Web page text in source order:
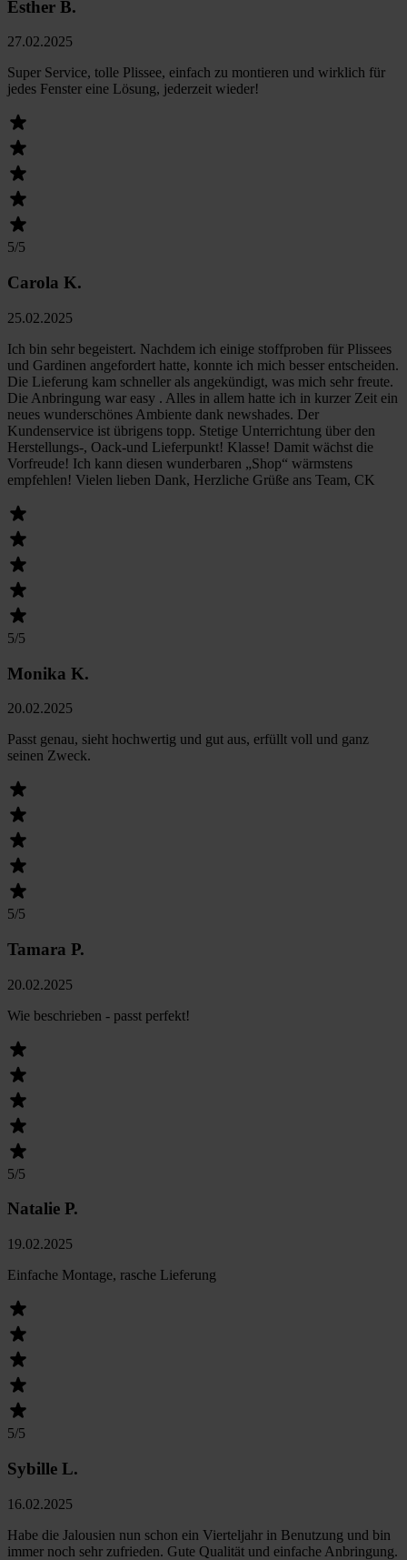
Esther B.
27.02.2025
Super Service, tolle Plissee, einfach zu montieren und wirklich für
jedes Fenster eine Lösung, jederzeit wieder!
5/5
Carola K.
25.02.2025
Ich bin sehr begeistert. Nachdem ich einige stoffproben für Plissees
und Gardinen angefordert hatte, konnte ich mich besser entscheiden.
Die Lieferung kam schneller als angekündigt, was mich sehr freute.
Die Anbringung war easy . Alles in allem hatte ich in kurzer Zeit ein
neues wunderschönes Ambiente dank newshades. Der
Kundenservice ist übrigens topp. Stetige Unterrichtung über den
Herstellungs-, Oack-und Lieferpunkt! Klasse! Damit wächst die
Vorfreude! Ich kann diesen wunderbaren „Shop“ wärmstens
empfehlen! Vielen lieben Dank, Herzliche Grüße ans Team, CK
5/5
Monika K.
20.02.2025
Passt genau, sieht hochwertig und gut aus, erfüllt voll und ganz
seinen Zweck.
5/5
Tamara P.
20.02.2025
Wie beschrieben - passt perfekt!
5/5
Natalie P.
19.02.2025
Einfache Montage, rasche Lieferung
5/5
Sybille L.
16.02.2025
Habe die Jalousien nun schon ein Vierteljahr in Benutzung und bin
immer noch sehr zufrieden. Gute Qualität und einfache Anbringung.